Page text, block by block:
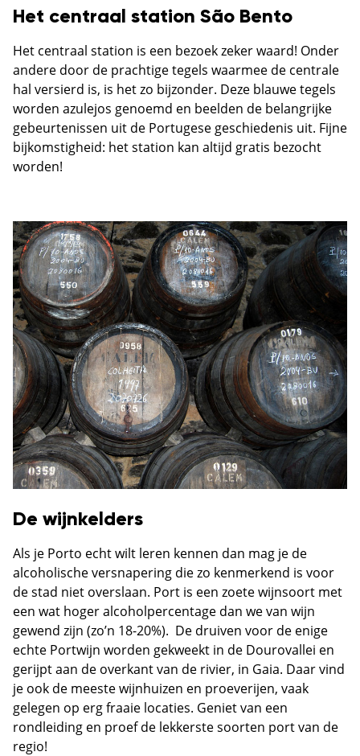
Het centraal station São Bento
Het centraal station is een bezoek zeker waard! Onder
andere door de prachtige tegels waarmee de centrale
hal versierd is, is het zo bijzonder. Deze blauwe tegels
worden azulejos genoemd en beelden de belangrijke
gebeurtenissen uit de Portugese geschiedenis uit. Fijne
bijkomstigheid: het station kan altijd gratis bezocht
worden!
De wijnkelders
Als je Porto echt wilt leren kennen dan mag je de
alcoholische versnapering die zo kenmerkend is voor
de stad niet overslaan. Port is een zoete wijnsoort met
een wat hoger alcoholpercentage dan we van wijn
gewend zijn (zo’n 18-20%). De druiven voor de enige
echte Portwijn worden gekweekt in de Dourovallei en
gerijpt aan de overkant van de rivier, in Gaia. Daar vind
je ook de meeste wijnhuizen en proeverijen, vaak
gelegen op erg fraaie locaties. Geniet van een
rondleiding en proef de lekkerste soorten port van de
regio!